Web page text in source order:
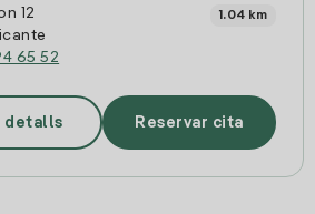
12
65 52
1.04 km
detalls Reservar cita